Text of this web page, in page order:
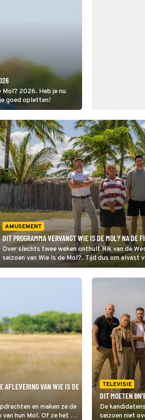
2026. Heb je nu
goed opletten!
AMUSEMENT
DIT PROGRAMMA VERVANGT WIE IS DE MOL? NA DE
Over slechts twee weken onthult Rik van de
seizoen van Wie Is de Mol?. Tijd dus om alvast
iedere zaterdag om 20:30 uur te zien op NPO 1?
AFLEVERING VAN WIE IS DE
en maken ze de
hun Mol. Of ze het bij
TELEVISIE
DIT MOETEN
De
seizoen niet